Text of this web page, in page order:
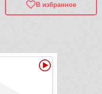
В избранное